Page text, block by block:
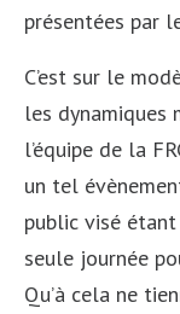
présentées par
C’est sur le
les dynamiques
l’équipe de la
un tel
public visé
seule journée
Qu’à cela ne